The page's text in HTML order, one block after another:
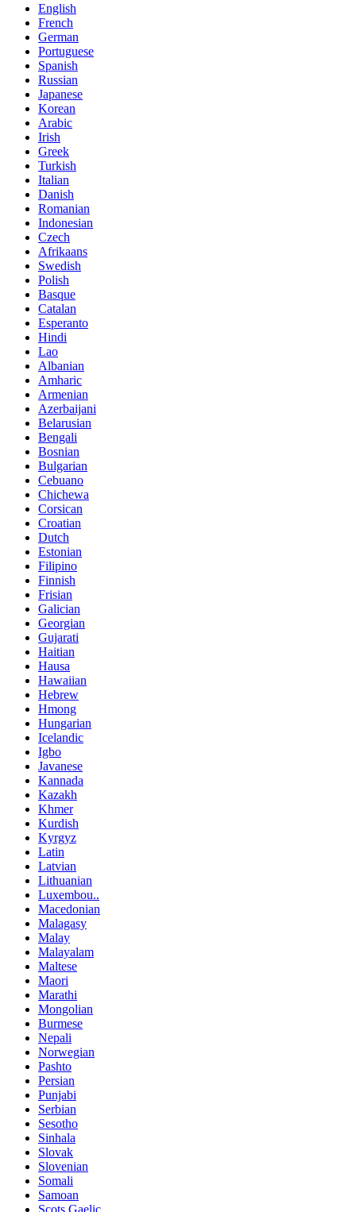
English
French
German
Portuguese
Spanish
Russian
Japanese
Korean
Arabic
Irish
Greek
Turkish
Italian
Danish
Romanian
Indonesian
Czech
Afrikaans
Swedish
Polish
Basque
Catalan
Esperanto
Hindi
Lao
Albanian
Amharic
Armenian
Azerbaijani
Belarusian
Bengali
Bosnian
Bulgarian
Cebuano
Chichewa
Corsican
Croatian
Dutch
Estonian
Filipino
Finnish
Frisian
Galician
Georgian
Gujarati
Haitian
Hausa
Hawaiian
Hebrew
Hmong
Hungarian
Icelandic
Igbo
Javanese
Kannada
Kazakh
Khmer
Kurdish
Kyrgyz
Latin
Latvian
Lithuanian
Luxembou..
Macedonian
Malagasy
Malay
Malayalam
Maltese
Maori
Marathi
Mongolian
Burmese
Nepali
Norwegian
Pashto
Persian
Punjabi
Serbian
Sesotho
Sinhala
Slovak
Slovenian
Somali
Samoan
Scots Gaelic